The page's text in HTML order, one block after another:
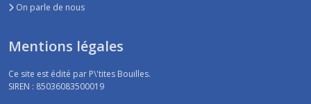
On parle de nous
Mentions légales
Ce site est édité par P\'tites Bouilles.
SIREN : 85036083500019